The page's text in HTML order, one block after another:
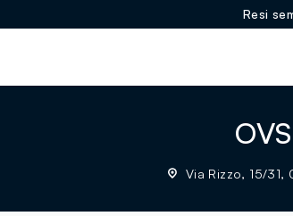
Resi
Via Rizzo, 15/31,